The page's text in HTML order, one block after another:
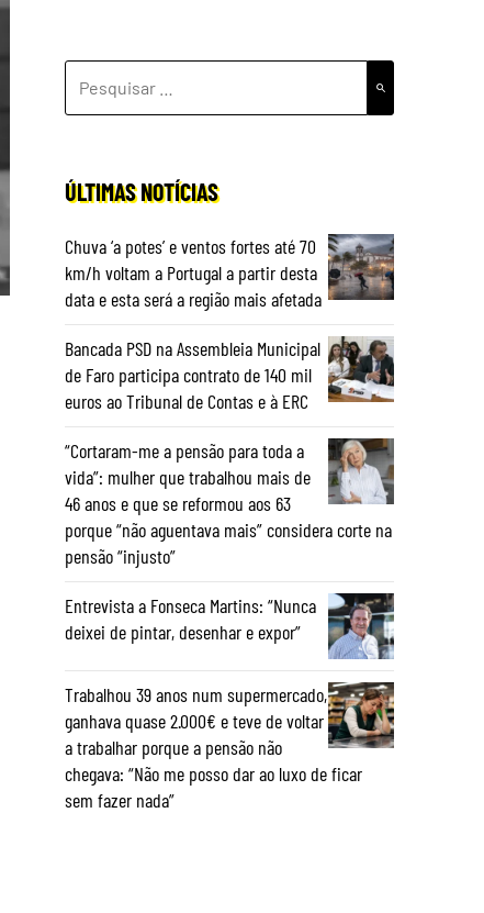
POR:
ÚLTIMAS NOTÍCIAS
Chuva ‘a potes’ e ventos fortes até 70
km/h voltam a Portugal a partir desta
data e esta será a região mais afetada
Bancada PSD na Assembleia Municipal
de Faro participa contrato de 140 mil
euros ao Tribunal de Contas e à ERC
“Cortaram-me a pensão para toda a
vida”: mulher que trabalhou mais de
46 anos e que se reformou aos 63
porque “não aguentava mais” considera corte na
pensão “injusto”
Entrevista a Fonseca Martins: “Nunca
deixei de pintar, desenhar e expor”
Trabalhou 39 anos num supermercado,
ganhava quase 2.000€ e teve de voltar
a trabalhar porque a pensão não
chegava: “Não me posso dar ao luxo de ficar
sem fazer nada”